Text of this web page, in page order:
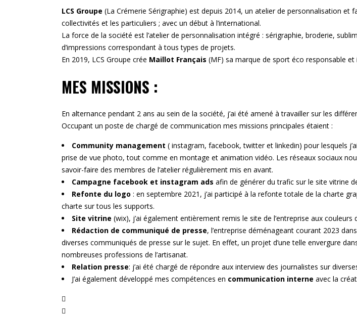
LCS Groupe (La Crémerie Sérigraphie) est depuis 2014, un atelier de personnalisation
collectivités et les particuliers ; avec un début à l’international.
La force de la société est l’atelier de personnalisation intégré : sérigraphie, broderie,
d’impressions correspondant à tous types de projets.
En 2019, LCS Groupe crée Maillot Français (MF) sa marque de sport éco responsable et
MES MISSIONS :
En alternance pendant 2 ans au sein de la société, j’ai été amené à travailler sur les
Occupant un poste de chargé de communication mes missions principales étaient :
Community management ( instagram, facebook, twitter et linkedin) pour lesquels
prise de vue photo, tout comme en montage et animation vidéo. Les réseaux sociaux
savoir-faire des membres de l’atelier régulièrement mis en avant.
Campagne facebook et instagram ads afin de générer du trafic sur le site vitrine
Refonte du logo : en septembre 2021, j’ai participé à la refonte totale de la charte
charte sur tous les supports.
Site vitrine (wix), j’ai également entièrement remis le site de l’entreprise aux
Rédaction de communiqué de presse, l’entreprise déménageant courant 2023
diverses communiqués de presse sur le sujet. En effet, un projet d’une telle envergure
nombreuses professions de l’artisanat.
Relation presse: j’ai été chargé de répondre aux interview des journalistes sur
J’ai également développé mes compétences en communication interne avec la